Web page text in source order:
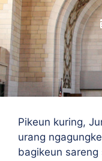
Pikeun kuring,
urang
bagikeun